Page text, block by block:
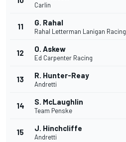
Carlin
11 G. Rahal
Rahal Letterman Lanigan Racing
12 O. Askew
Ed Carpenter Racing
13 R. Hunter-Reay
Andretti
14 S. McLaughlin
Team Penske
15 J. Hinchcliffe
Andretti